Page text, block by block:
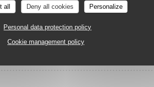
all Deny all cookies Personalize
Personal data protection policy
Cookie management policy